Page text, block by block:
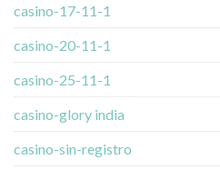
casino-17-11-1
casino-20-11-1
casino-25-11-1
casino-glory india
casino-sin-registro